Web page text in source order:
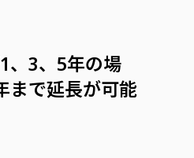
、3、5年の場
まで延長が可能